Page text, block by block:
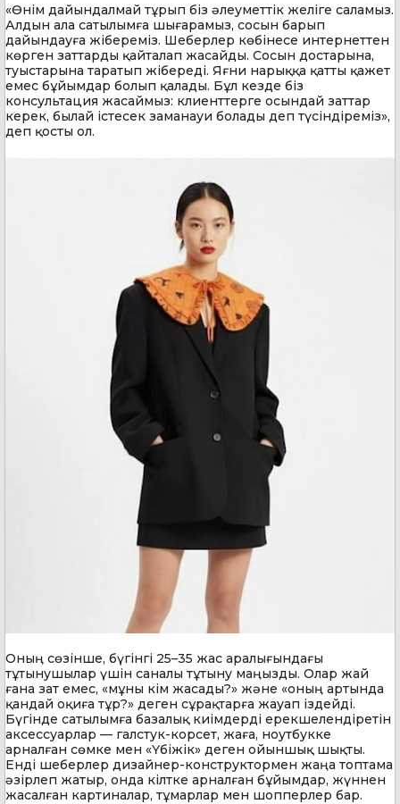
«Өнім дайындалмай тұрып біз әлеуметтік желіге саламыз.
Алдын ала сатылымға шығарамыз, сосын барып
дайындауға жібереміз. Шеберлер көбінесе интернеттен
көрген заттарды қайталап жасайды. Сосын достарына,
туыстарына таратып жібереді. Яғни нарыққа қатты қажет
емес бұйымдар болып қалады. Бұл кезде біз
консультация жасаймыз: клиенттерге осындай заттар
керек, былай істесек заманауи болады деп түсіндіреміз»,
деп қосты ол.
Оның сөзінше, бүгінгі 25–35 жас аралығындағы
тұтынушылар үшін саналы тұтыну маңызды. Олар жай
ғана зат емес, «мұны кім жасады?» және «оның артында
қандай оқиға тұр?» деген сұрақтарға жауап іздейді.
Бүгінде сатылымға базалық киімдерді ерекшелендіретін
аксессуарлар — галстук-корсет, жаға, ноутбукке
арналған сөмке мен «Үбіжік» деген ойыншық шықты.
Енді шеберлер дизайнер-конструктормен жаңа топтама
әзірлеп жатыр, онда кілтке арналған бұйымдар, жүннен
жасалған картиналар, тұмарлар мен шопперлер бар.